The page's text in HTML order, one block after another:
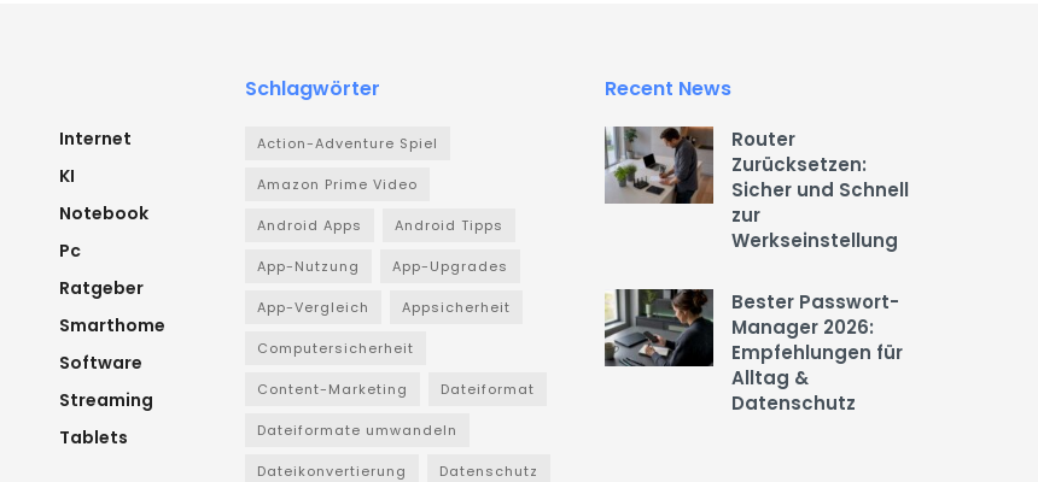
Internet
KI
Notebook
Pc
Ratgeber
Smarthome
Software
Streaming
Tablets
Schlagwörter
Action-Adventure Spiel
Amazon Prime Video
Android Apps Android Tipps
App-Nutzung App-Upgrades
App-Vergleich Appsicherheit
Computersicherheit
Content-Marketing Dateiformat
Dateiformate umwandeln
Dateikonvertierung Datenschutz
Recent News
Router
Zurücksetzen:
Sicher und Schnell
zur
Werkseinstellung
Bester Passwort-
Manager 2026:
Empfehlungen für
Alltag &
Datenschutz